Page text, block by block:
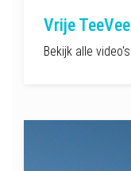
Vrije TeeVee
Bekijk alle video's